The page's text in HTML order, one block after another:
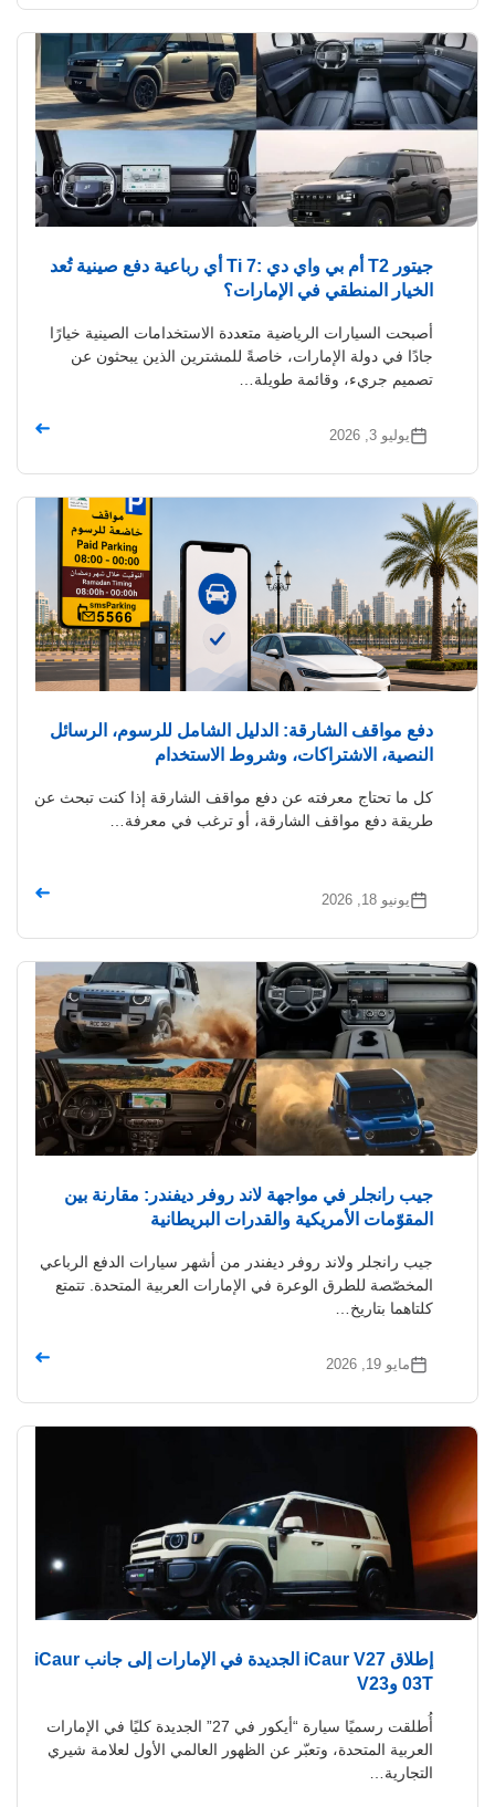
جيتور T2 أم بي واي دي :Ti 7 أي رباعية دفع صينية تُعد
الخيار المنطقي في الإمارات؟
أصبحت السيارات الرياضية متعددة الاستخدامات الصينية خيارًا
جادًا في دولة الإمارات، خاصةً للمشترين الذين يبحثون عن
تصميم جريء، وقائمة طويلة…
يوليو 3, 2026 ➜
دفع مواقف الشارقة: الدليل الشامل للرسوم، الرسائل
النصية، الاشتراكات، وشروط الاستخدام
كل ما تحتاج معرفته عن دفع مواقف الشارقة إذا كنت تبحث عن
طريقة دفع مواقف الشارقة، أو ترغب في معرفة…
يونيو 18, 2026 ➜
جيب رانجلر في مواجهة لاند روفر ديفندر: مقارنة بين
المقوّمات الأمريكية والقدرات البريطانية
جيب رانجلر ولاند روفر ديفندر من أشهر سيارات الدفع الرباعي
المخصّصة للطرق الوعرة في الإمارات العربية المتحدة. تتمتع
كلتاهما بتاريخ…
مايو 19, 2026 ➜
إطلاق iCaur V27 الجديدة في الإمارات إلى جانب iCaur
03T وV23
أُطلقت رسميًا سيارة “أيكور في 27” الجديدة كليًا في الإمارات
العربية المتحدة، وتعبّر عن الظهور العالمي الأول لعلامة شيري
التجارية…